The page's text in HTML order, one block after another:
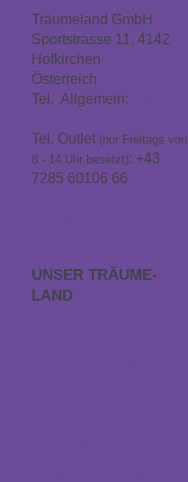
Träumeland GmbH
Sportstrasse 11, 4142
Hofkirchen
Österreich
Tel. Allgemein:
Tel. Outlet (nur Freitags von
8 - 14 Uhr besetzt): +43
7285 60106 66
UNSER TRÄUME­
LAND